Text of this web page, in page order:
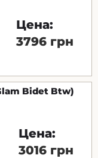
Цена:
3796 грн
Bidet Btw)
Цена:
3016 грн